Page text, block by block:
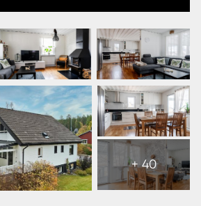
+ 40
Visa
bilder